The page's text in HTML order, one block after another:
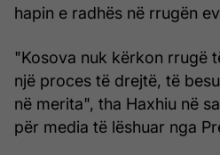
hapin e radhës në rrugën
"Kosova nuk kërkon rrugë
një proces të drejtë, të
në merita", tha Haxhiu në
për media të lëshuar nga